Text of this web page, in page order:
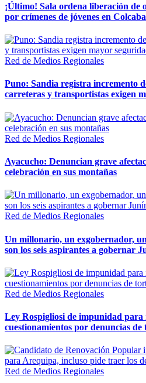
¡Último! Sala ordena liberación de
por crímenes de jóvenes en
Red de Medios Regionales
Puno: Sandia registra incremento
carreteras y transportistas exigen
Red de Medios Regionales
Ayacucho: Denuncian grave
celebración en sus montañas
Red de Medios Regionales
Un millonario, un exgobernador,
son los seis aspirantes a gobernar
Red de Medios Regionales
Ley Rospigliosi de impunidad para
cuestionamientos por denuncias
Red de Medios Regionales